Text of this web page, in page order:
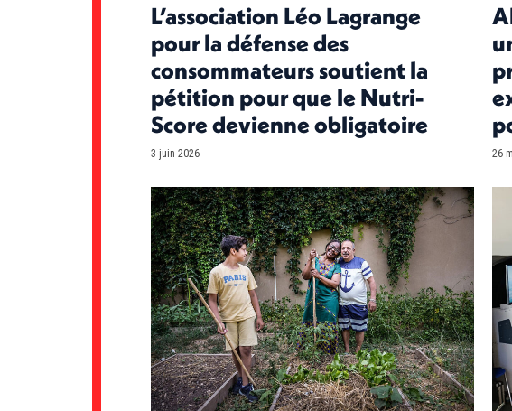
L’association Léo Lagrange
pour la défense des
consommateurs soutient la
pétition pour que le Nutri-
Score devienne obligatoire
3 juin 2026 26